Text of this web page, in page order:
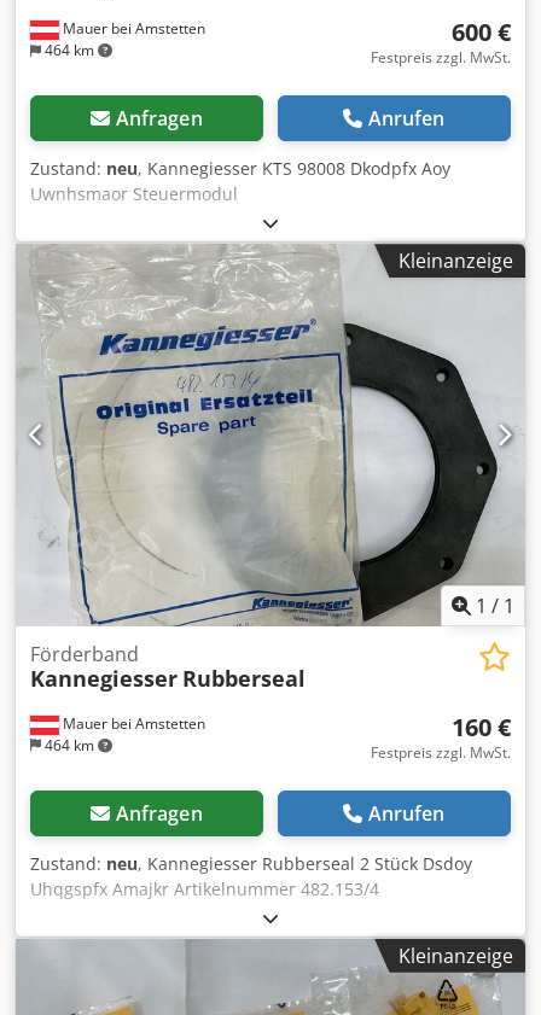
Mauer bei Amstetten
464 km
600 €
Festpreis zzgl. MwSt.
Anfragen Anrufen
Zustand: neu, Kannegiesser KTS 98008 Dkodpfx Aoy
Uwnhsmaor Steuermodul
Kleinanzeige
1 / 1
Mauer bei Amstetten
464 km
Förderband
Kannegiesser Rubberseal
160 €
Festpreis zzgl. MwSt.
Anfragen Anrufen
Zustand: neu, Kannegiesser Rubberseal 2 Stück Dsdoy
Uhqgspfx Amajkr Artikelnummer 482.153/4
Kleinanzeige